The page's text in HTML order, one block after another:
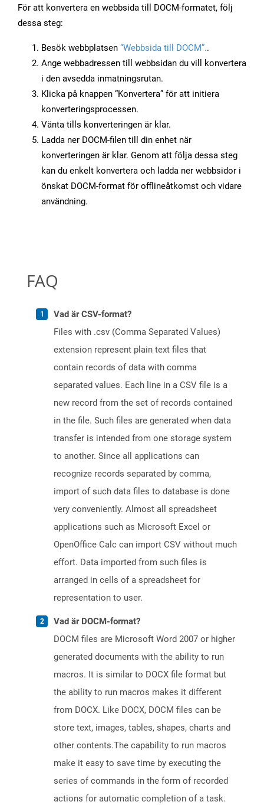
För att konvertera en webbsida till DOCM-formatet, följ
dessa steg:
Besök webbplatsen “Webbsida till DOCM”..
Ange webbadressen till webbsidan du vill konvertera
i den avsedda inmatningsrutan.
Klicka på knappen “Konvertera” för att initiera
konverteringsprocessen.
Vänta tills konverteringen är klar.
Ladda ner DOCM-filen till din enhet när
konverteringen är klar. Genom att följa dessa steg
kan du enkelt konvertera och ladda ner webbsidor i
önskat DOCM-format för offlineåtkomst och vidare
användning.
FAQ
Vad är CSV-format?
Files with .csv (Comma Separated Values)
extension represent plain text files that
contain records of data with comma
separated values. Each line in a CSV file is a
new record from the set of records contained
in the file. Such files are generated when data
transfer is intended from one storage system
to another. Since all applications can
recognize records separated by comma,
import of such data files to database is done
very conveniently. Almost all spreadsheet
applications such as Microsoft Excel or
OpenOffice Calc can import CSV without much
effort. Data imported from such files is
arranged in cells of a spreadsheet for
representation to user.
Vad är DOCM-format?
DOCM files are Microsoft Word 2007 or higher
generated documents with the ability to run
macros. It is similar to DOCX file format but
the ability to run macros makes it different
from DOCX. Like DOCX, DOCM files can be
store text, images, tables, shapes, charts and
other contents.The capability to run macros
make it easy to save time by executing the
series of commands in the form of recorded
actions for automatic completion of a task.